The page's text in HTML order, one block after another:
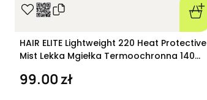
HAIR ELITE Lightweight 220 Heat Protective
Mist Lekka Mgiełka Termoochronna 140
99.00 zł